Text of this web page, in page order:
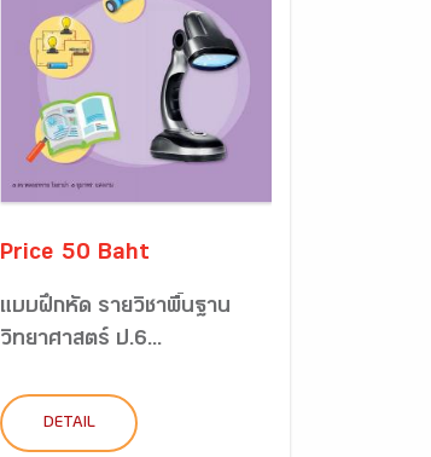
Price 50 Baht
แบบฝึกหัด รายวิชาพื้นฐาน
วิทยาศาสตร์ ป.6...
DETAIL